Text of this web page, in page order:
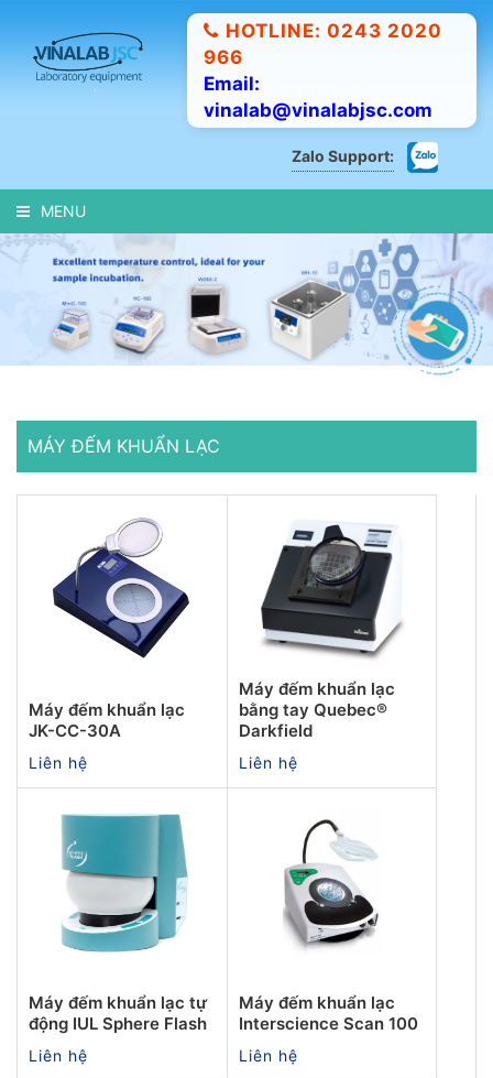
HOTLINE: 0243 2020
966
Email:
vinalab@vinalabjsc.com
Zalo Support:
MENU
MÁY ĐẾM KHUẨN LẠC
Máy đếm khuẩn lạc
JK-CC-30A
Liên hệ
Máy đếm khuẩn lạc
bằng tay Quebec®
Darkfield
Liên hệ
Máy đếm khuẩn lạc tự
động IUL Sphere Flash
Liên hệ
Máy đếm khuẩn lạc
Interscience Scan 100
Liên hệ